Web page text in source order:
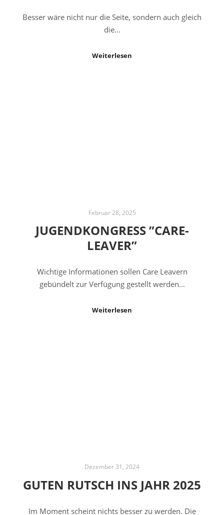
Besser wäre nicht nur die Seite, sondern auch gleich
die…
Weiterlesen
Februar 28, 2025
JUGENDKONGRESS ”CARE-
LEAVER”
Wichtige Informationen sollen Care Leavern
gebündelt zur Verfügung gestellt werden…
Weiterlesen
Dezember 31, 2024
GUTEN RUTSCH INS JAHR 2025
Im Moment scheint nichts besser zu werden. Die